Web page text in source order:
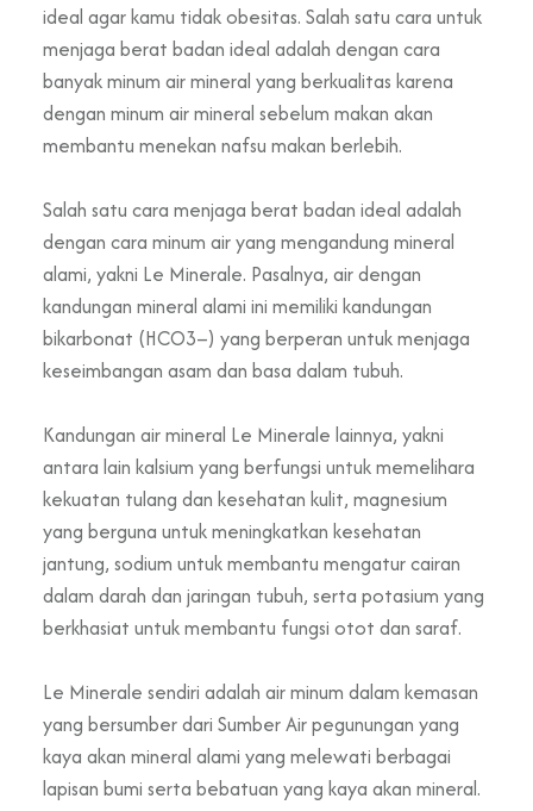
ideal agar kamu tidak obesitas. Salah satu cara untuk
menjaga berat badan ideal adalah dengan cara
banyak minum air mineral yang berkualitas karena
dengan minum air mineral sebelum makan akan
membantu menekan nafsu makan berlebih.
Salah satu cara menjaga berat badan ideal adalah
dengan cara minum air yang mengandung mineral
alami, yakni Le Minerale. Pasalnya, air dengan
kandungan mineral alami ini memiliki kandungan
bikarbonat (HCO3–) yang berperan untuk menjaga
keseimbangan asam dan basa dalam tubuh.
Kandungan air mineral Le Minerale lainnya, yakni
antara lain kalsium yang berfungsi untuk memelihara
kekuatan tulang dan kesehatan kulit, magnesium
yang berguna untuk meningkatkan kesehatan
jantung, sodium untuk membantu mengatur cairan
dalam darah dan jaringan tubuh, serta potasium yang
berkhasiat untuk membantu fungsi otot dan saraf.
Le Minerale sendiri adalah air minum dalam kemasan
yang bersumber dari Sumber Air pegunungan yang
kaya akan mineral alami yang melewati berbagai
lapisan bumi serta bebatuan yang kaya akan mineral.